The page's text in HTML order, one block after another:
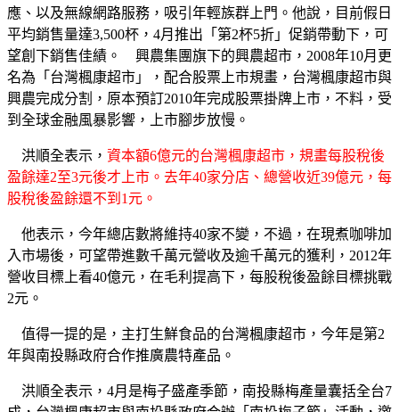
應、以及無線網路服務，吸引年輕族群上門。他說，目前假日
平均銷售量達3,500杯，4月推出「第2杯5折」促銷帶動下，可
望創下銷售佳績。 興農集團旗下的興農超市，2008年10月更
名為「台灣楓康超市」，配合股票上市規畫，台灣楓康超市與
興農完成分割，原本預訂2010年完成股票掛牌上市，不料，受
到全球金融風暴影響，上市腳步放慢。
洪順全表示， 資本額6億元的台灣楓康超市，規畫每股稅後
盈餘達2至3元後才上市。去年40家分店、總營收近39億元，每
股稅後盈餘還不到1元。
他表示，今年總店數將維持40家不變，不過，在現煮咖啡加
入市場後，可望帶進數千萬元營收及逾千萬元的獲利，2012年
營收目標上看40億元，在毛利提高下，每股稅後盈餘目標挑戰
2元。
值得一提的是，主打生鮮食品的台灣楓康超市，今年是第2
年與南投縣政府合作推廣農特產品。
洪順全表示，4月是梅子盛產季節，南投縣梅產量囊括全台7